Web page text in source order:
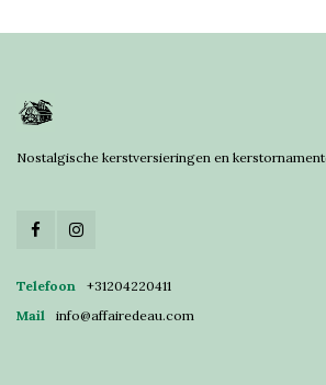
Nostalgische kerstversieringen en
Telefoon
+31204220411
Mail
info@affairedeau.com